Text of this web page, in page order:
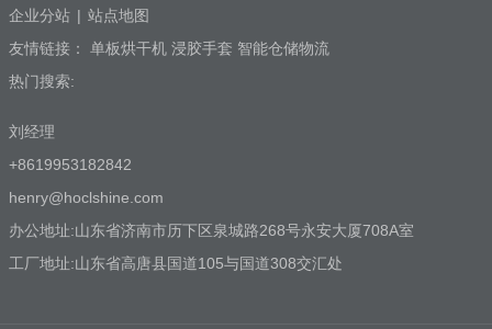
企业分站 | 站点地图
友情链接： 单板烘干机 浸胶手套 智能仓储物流
热门搜索:
刘经理
+8619953182842
henry@hoclshine.com
办公地址:山东省济南市历下区泉城路268号永安大厦708A室
工厂地址:山东省高唐县国道105与国道308交汇处